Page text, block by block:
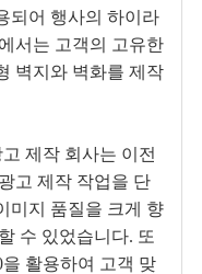
되어 행사의 하이라
서는 고객의 고유한
벽지와 벽화를 제작
제작 회사는 이전
고 제작 작업을 단
미지 품질을 크게 향
수 있었습니다. 또
활용하여 고객 맞